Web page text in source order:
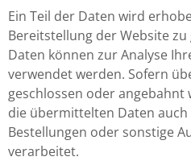
Ein Teil der Daten wird
Bereitstellung der Website
Daten können zur Analyse
verwendet werden. Sofern
geschlossen oder
die übermittelten Daten
Bestellungen oder sonstige
verarbeitet.